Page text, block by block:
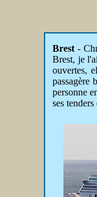
Brest -
Brest, je
ouvertes,
passagère
personne
ses